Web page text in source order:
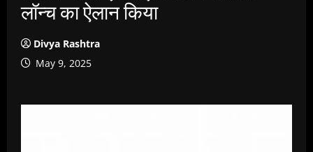
लॉन्च का ऐलान किया
Divya Rashtra
May 9, 2025